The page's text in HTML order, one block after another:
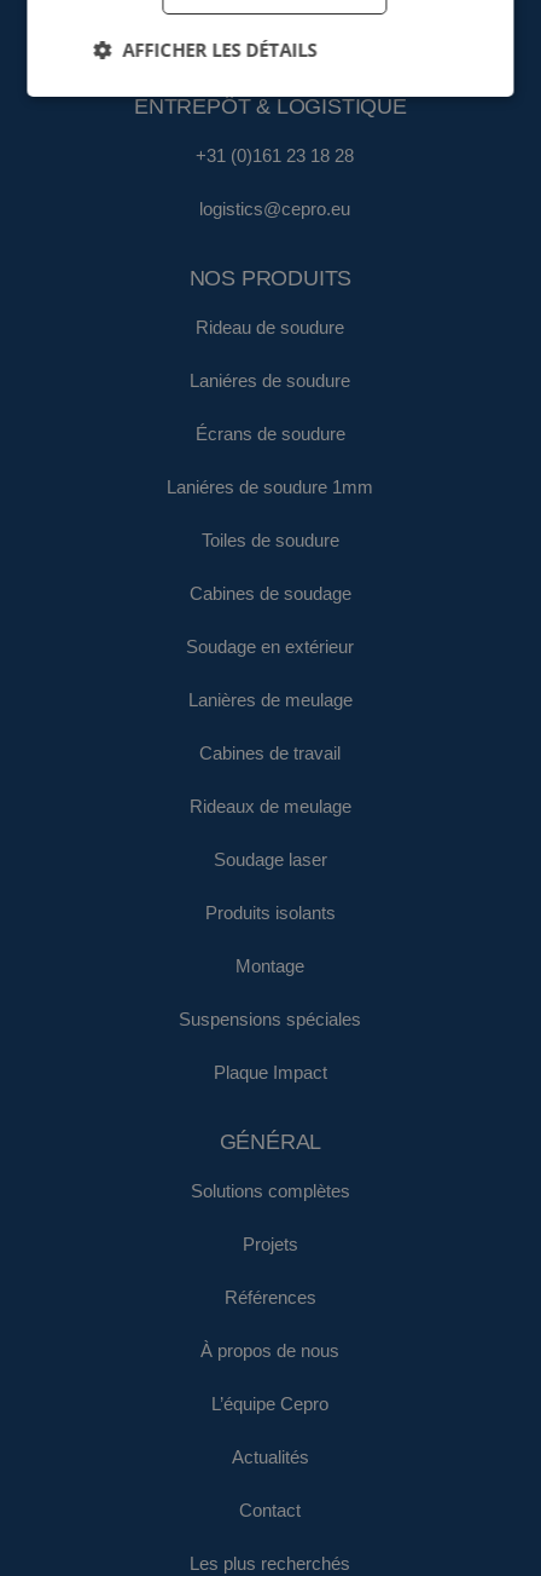
+31 (0)161 22 35 11
ENTREPÔT & LOGISTIQUE
+31 (0)161 23 18 28
logistics@cepro.eu
NOS PRODUITS
Rideau de soudure
Laniéres de soudure
Écrans de soudure
Laniéres de soudure 1mm
Toiles de soudure
Cabines de soudage
Soudage en extérieur
Lanières de meulage
Cabines de travail
Rideaux de meulage
Soudage laser
Produits isolants
Montage
Suspensions spéciales
Plaque Impact
GÉNÉRAL
Solutions complètes
Projets
Références
À propos de nous
L’équipe Cepro
Actualités
Contact
Les plus recherchés
AFFICHER LES DÉTAILS